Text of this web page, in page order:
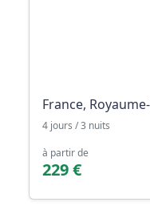
France,
4 jours / 3 nuits
à partir de
229 €